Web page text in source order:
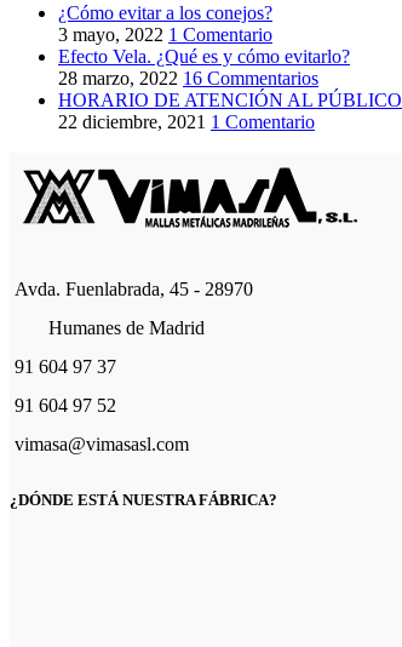
¿Cómo evitar a los conejos?
3 mayo, 2022 1 Comentario
Efecto Vela. ¿Qué es y cómo evitarlo?
28 marzo, 2022 16 Commentarios
HORARIO DE ATENCIÓN AL PÚBLICO
22 diciembre, 2021 1 Comentario
Avda. Fuenlabrada, 45 - 28970
Humanes de Madrid
91 604 97 37
91 604 97 52
vimasa@vimasasl.com
¿DÓNDE ESTÁ NUESTRA FÁBRICA?